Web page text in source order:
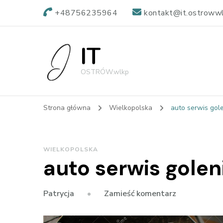
+48756235964
IT
OSTRÓW.wlkp
Strona główna Wielkopolska auto serwis
WIELKOPOLSKA
auto serwis
Patrycja Zamieść komentarz
auto